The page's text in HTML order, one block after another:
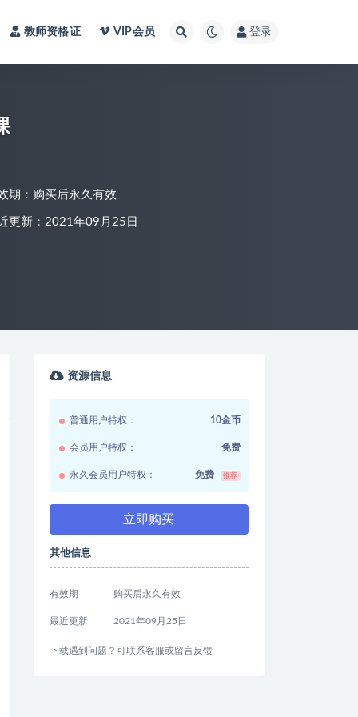
教师资格证 VIP会员 登录
期：购买后永久有效
更新：2021年09月25日
资源信息
普通用户特权： 10金币
会员用户特权： 免费
永久会员用户特权： 免费 推荐
立即购买
其他信息
有效期 购买后永久有效
最近更新 2021年09月25日
下载遇到问题？可联系客服或留言反馈